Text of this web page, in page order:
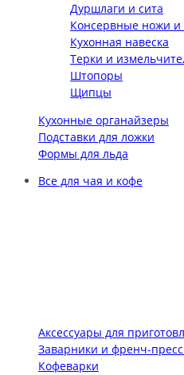
Дуршлаги и сита
Консервные ножи и
Кухонная навеска
Терки и
Штопоры
Щипцы
Кухонные органайзеры
Подставки для ложки
Формы для льда
Все для чая и кофе
Аксессуары для
Заварники и френч-
Кофеварки